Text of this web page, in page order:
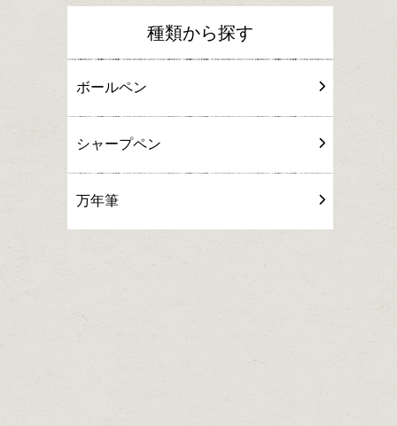
種類から探す
ボールペン
シャープペン
万年筆